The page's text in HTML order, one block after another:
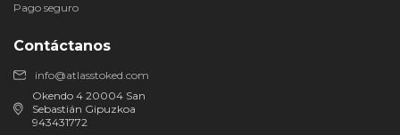
Contáctanos
info@atlasstoked.com
Okendo 4 20004 San
Sebastián Gipuzkoa
943431772
Pago seguro